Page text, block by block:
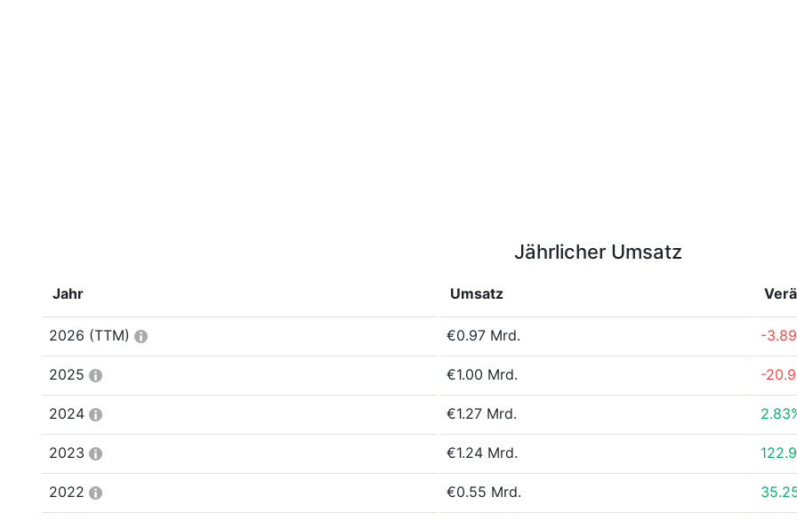
Jährlicher Umsatz
Jahr Umsatz
2026 (TTM) €0.97 Mrd. -
2025 €1.00 Mrd. -
2024 €1.27 Mrd.
2023 €1.24 Mrd.
2022 €0.55 Mrd.